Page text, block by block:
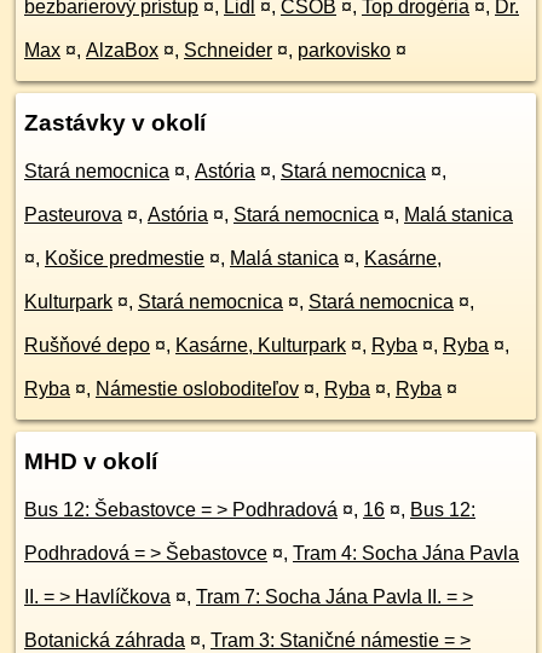
bezbarierový prístup ¤, Lidl ¤, ČSOB ¤, Top drogéria ¤, Dr.
Max ¤, AlzaBox ¤, Schneider ¤, parkovisko ¤
Zastávky v okolí
Stará nemocnica ¤, Astória ¤, Stará nemocnica ¤,
Pasteurova ¤, Astória ¤, Stará nemocnica ¤, Malá stanica
¤, Košice predmestie ¤, Malá stanica ¤, Kasárne,
Kulturpark ¤, Stará nemocnica ¤, Stará nemocnica ¤,
Rušňové depo ¤, Kasárne, Kulturpark ¤, Ryba ¤, Ryba ¤,
Ryba ¤, Námestie osloboditeľov ¤, Ryba ¤, Ryba ¤
MHD v okolí
Bus 12: Šebastovce = > Podhradová ¤, 16 ¤, Bus 12:
Podhradová = > Šebastovce ¤, Tram 4: Socha Jána Pavla
II. = > Havlíčkova ¤, Tram 7: Socha Jána Pavla II. = >
Botanická záhrada ¤, Tram 3: Staničné námestie = >